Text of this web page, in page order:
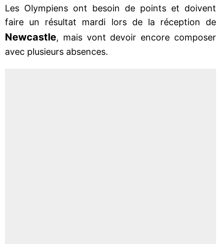
Les Olympiens ont besoin de points et doivent
faire un résultat mardi lors de la réception de
Newcastle, mais vont devoir encore composer
avec plusieurs absences.